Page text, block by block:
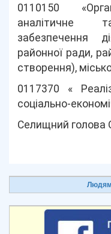
0110150
аналітичне
забезпечення
районної ради,
створення),
0117370 «
соціально-
Селищний
Людям